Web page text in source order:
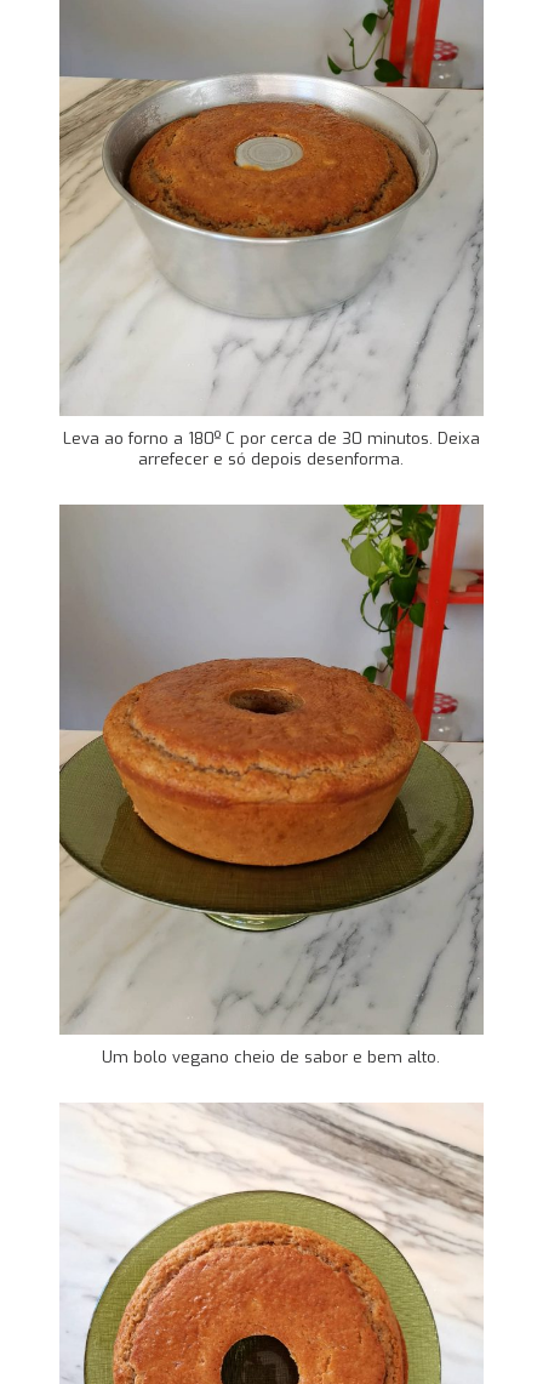
Leva ao forno a 180º C por cerca de 30 minutos. Deixa
arrefecer e só depois desenforma.
Um bolo vegano cheio de sabor e bem alto.